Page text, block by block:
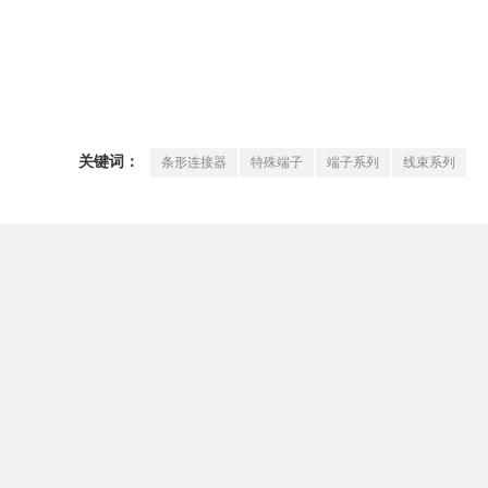
关键词： 条形连接器 特殊端子 端子系列 线束系列